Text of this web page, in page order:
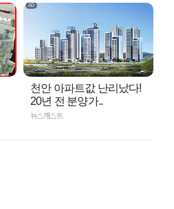
천안 아파트값 난리났다!
20년 전 분양가..
뉴스캐스트